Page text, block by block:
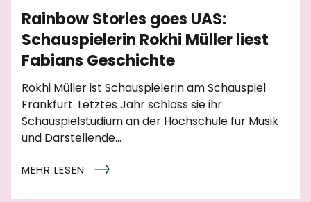
Rainbow Stories goes UAS:
Schauspielerin Rokhi Müller liest
Fabians Geschichte
Rokhi Müller ist Schauspielerin am Schauspiel
Frankfurt. Letztes Jahr schloss sie ihr
Schauspielstudium an der Hochschule für Musik
und Darstellende…
MEHR LESEN